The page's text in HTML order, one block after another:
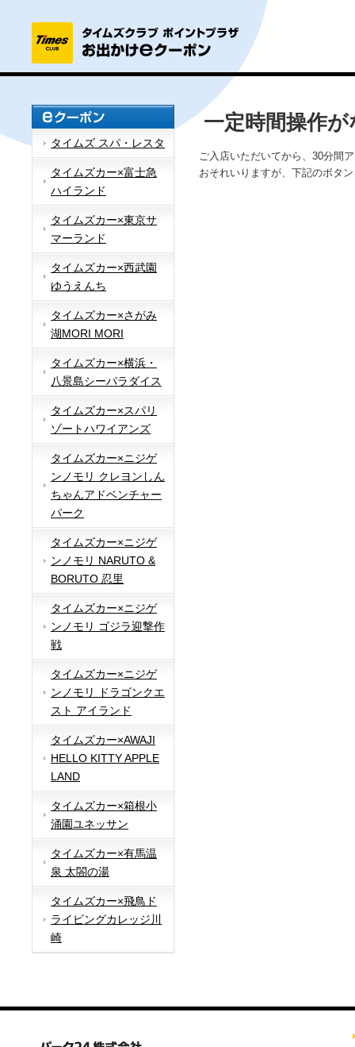
タイムズ スパ・レスタ
タイムズカー×富士急
ハイランド
タイムズカー×東京サ
マーランド
タイムズカー×西武園
ゆうえんち
タイムズカー×さがみ
湖MORI MORI
タイムズカー×横浜・
八景島シーパラダイス
タイムズカー×スパリ
ゾートハワイアンズ
タイムズカー×ニジゲ
ンノモリ クレヨンしん
ちゃんアドベンチャー
パーク
タイムズカー×ニジゲ
ンノモリ NARUTO &
BORUTO 忍里
タイムズカー×ニジゲ
ンノモリ ゴジラ迎撃作
戦
タイムズカー×ニジゲ
ンノモリ ドラゴンクエ
スト アイランド
タイムズカー×AWAJI
HELLO KITTY APPLE
LAND
タイムズカー×箱根小
涌園ユネッサン
タイムズカー×有馬温
泉 太閤の湯
タイムズカー×飛鳥ド
ライビングカレッジ川
崎
一定時間操作
ご入店いただいてから、30分間
おそれいりますが、下記のボタ